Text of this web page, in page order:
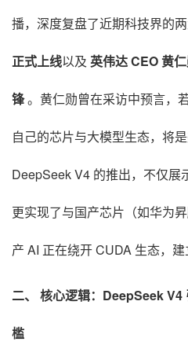
播，深度复盘了近期科技界的两
正式上线以及 英伟达 CEO 黄
锋。黄仁勋曾在采访中预言，
自己的芯片与大模型生态，将
DeepSeek V4 的推出，不仅展
更实现了与国产芯片（如华为
产 AI 正在绕开 CUDA 生态，
二、 核心逻辑：DeepSeek V4
槛